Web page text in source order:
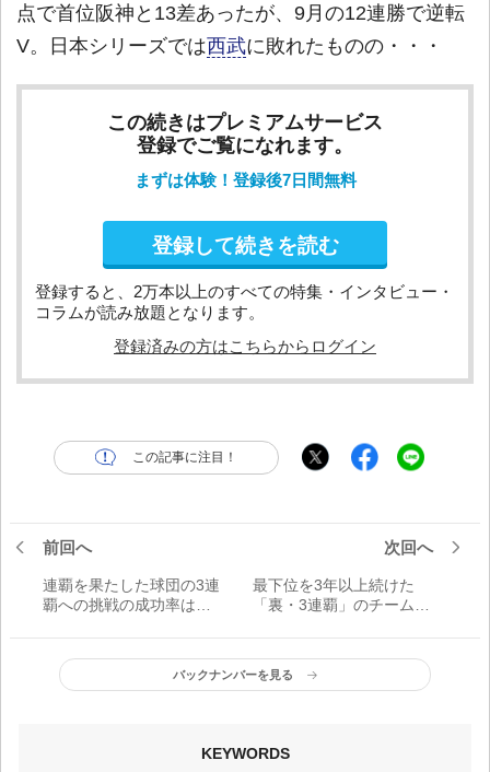
点で首位阪神と13差あったが、9月の12連勝で逆転
V。日本シリーズでは西武に敗れたものの・・・
この続きはプレミアムサービス
登録でご覧になれます。
まずは体験！登録後7日間無料
登録して続きを読む
登録すると、2万本以上のすべての特集・インタビュー・
コラムが読み放題となります。
登録済みの方はこちらからログイン
この記事に注目！
前回へ
連覇を果たした球団の3連
覇への挑戦の成功率は／
次回へ
最下位を3年以上続けた
「裏・3連覇」のチーム／
バックナンバーを見る
KEYWORDS